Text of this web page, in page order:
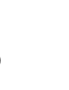
on Print